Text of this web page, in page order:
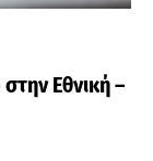
Εθνική –